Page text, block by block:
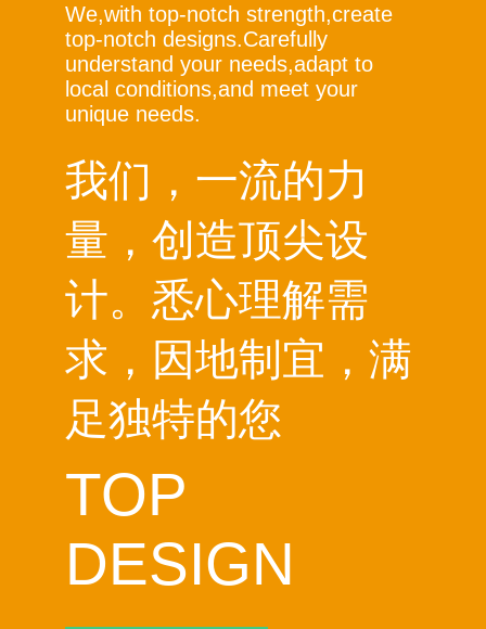
We,with top-notch strength,create
top-notch designs.Carefully
understand your needs,adapt to
local conditions,and meet your
unique needs.
我们，一流的力
量，创造顶尖设
计。悉心理解需
求，因地制宜，满
足独特的您
TOP
DESIGN